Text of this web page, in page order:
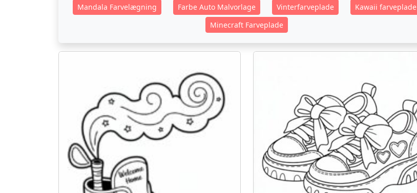
Mandala Farvelægning Farbe Auto Malvorlage Vinterfarveplade
Kawaii farveplade
Minecraft Farveplade